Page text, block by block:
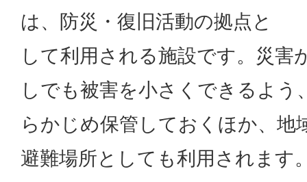
は、防災・復旧活動の拠点と
して利用される施設です。災害
しでも被害を小さくできるよう
らかじめ保管しておくほか、地
避難場所としても利用されます